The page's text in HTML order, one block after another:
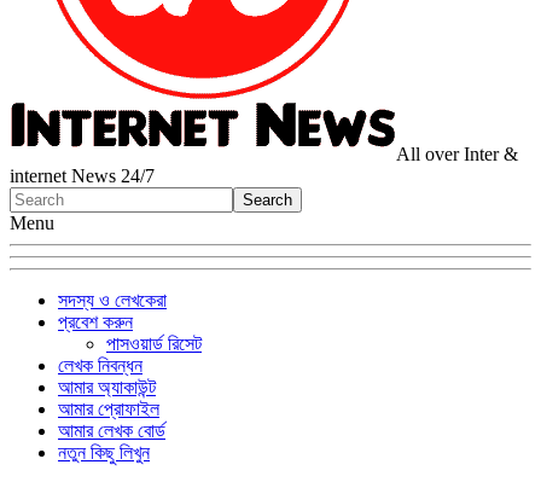
All over Inter &
internet News 24/7
Menu
সদস্য ও লেখকেরা
প্রবেশ করুন
পাসওয়ার্ড রিসেট
লেখক নিবন্ধন
আমার অ্যাকাউন্ট
আমার প্রোফাইল
আমার লেখক বোর্ড
নতুন কিছু লিখুন